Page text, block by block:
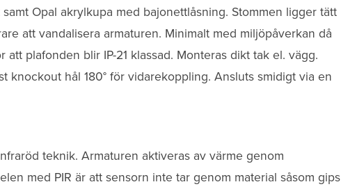
Opal akrylkupa med bajonettlåsning. Stommen ligger tätt
att vandalisera armaturen. Minimalt med miljöpåverkan då
plafonden blir IP-21 klassad. Monteras dikt tak el. vägg.
knockout hål 180° för vidarekoppling. Ansluts smidigt via en
teknik. Armaturen aktiveras av värme genom
med PIR är att sensorn inte tar genom material såsom gips